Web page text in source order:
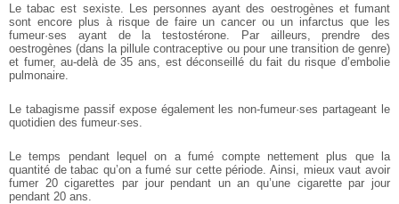
Le tabac est sexiste. Les personnes ayant des oestrogènes et fumant
sont encore plus à risque de faire un cancer ou un infarctus que les
fumeur·ses ayant de la testostérone. Par ailleurs, prendre des
oestrogènes (dans la pillule contraceptive ou pour une transition de genre)
et fumer, au-delà de 35 ans, est déconseillé du fait du risque d’embolie
pulmonaire.
Le tabagisme passif expose également les non-fumeur·ses partageant le
quotidien des fumeur·ses.
Le temps pendant lequel on a fumé compte nettement plus que la
quantité de tabac qu’on a fumé sur cette période. Ainsi, mieux vaut avoir
fumer 20 cigarettes par jour pendant un an qu’une cigarette par jour
pendant 20 ans.